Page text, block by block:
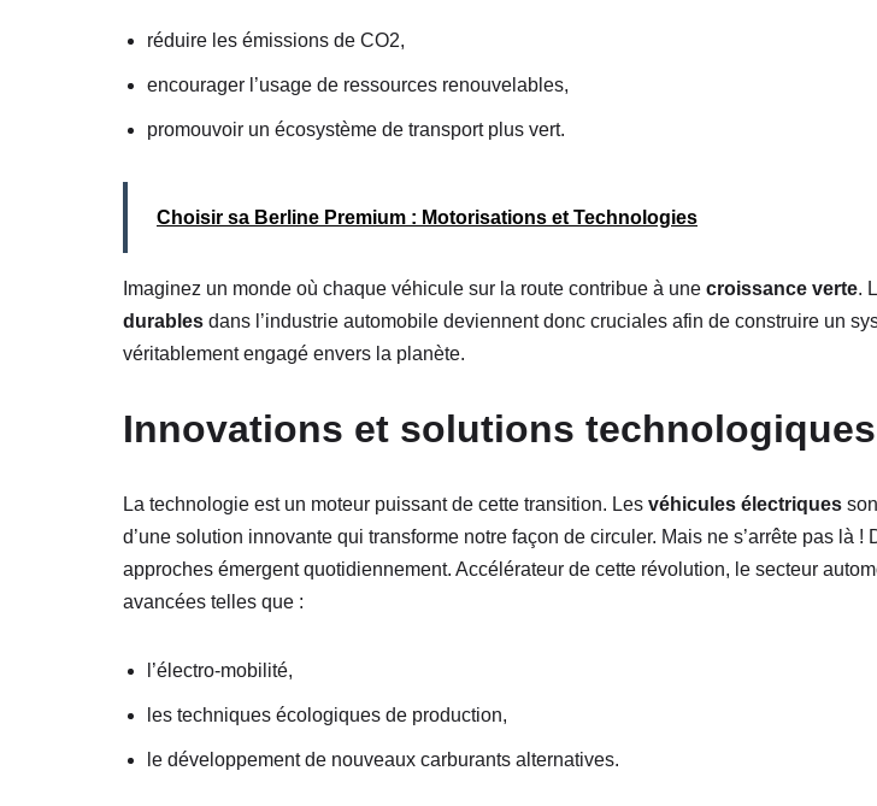
réduire les émissions de CO2,
encourager l’usage de ressources renouvelables,
promouvoir un écosystème de transport plus vert.
Choisir sa Berline Premium : Motorisations et Technologies
Imaginez un monde où chaque véhicule sur la route contribue à une croissance verte.
durables dans l’industrie automobile deviennent donc cruciales afin de construire un
véritablement engagé envers la planète.
Innovations et solutions technologiques
La technologie est un moteur puissant de cette transition. Les véhicules électriques
d’une solution innovante qui transforme notre façon de circuler. Mais ne s’arrête pas là !
approches émergent quotidiennement. Accélérateur de cette révolution, le secteur
avancées telles que :
l’électro-mobilité,
les techniques écologiques de production,
le développement de nouveaux carburants alternatives.